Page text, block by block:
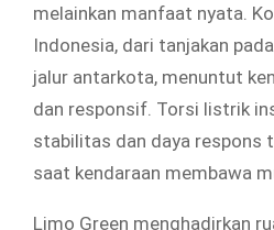
melainkan manfaat nyata.
Indonesia, dari tanjakan
jalur antarkota, menuntut
dan responsif. Torsi listrik
stabilitas dan daya respons
saat kendaraan membawa
Limo Green menghadirkan